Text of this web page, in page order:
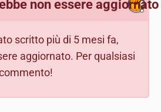
non essere aggiornato
scritto più di 5 mesi fa,
aggiornato. Per qualsiasi